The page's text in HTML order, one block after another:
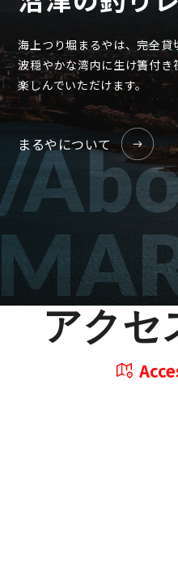
海上つり堀まるやは、完全貸
波穏やかな湾内に生け簀付
楽しんでいただけます。
まるやについて
アクセ